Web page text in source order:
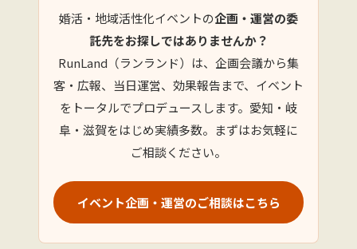
婚活・地域活性化イベントの企画・運営の委
託先をお探しではありませんか？
RunLand（ランランド）は、企画会議から集
客・広報、当日運営、効果報告まで、イベント
をトータルでプロデュースします。愛知・岐
阜・滋賀をはじめ実績多数。まずはお気軽に
ご相談ください。
イベント企画・運営のご相談はこちら